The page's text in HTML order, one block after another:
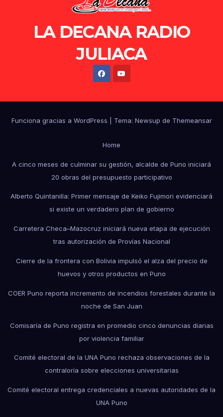
LA DECANA RADIO
JULIACA
Funciona gracias a WordPress Tema: Newsup de Themeansar
Home
A cinco meses de culminar su gestión, alcalde de Puno iniciará
20 obras del presupuesto participativo
Alberto Quintanilla: Primer mensaje de Keiko Fujimori evidenciará
si existe un verdadero plan de gobierno
Carretera Checa–Mazocruz iniciará nueva etapa de ejecución
tras autorización de Provías Nacional
Cierre de la frontera con Bolivia impulsó el alza del precio de
huevos y otros productos en Puno
COER Puno reporta incremento de incendios forestales durante la
noche de San Juan
Comisaría de Puno registra en promedio cinco denuncias diarias
por violencia familiar
Comité electoral de la UNA Puno rechaza observaciones de la
contraloría sobre elecciones universitarias
Comité electoral entrega credenciales a nuevas autoridades de la
UNA Puno